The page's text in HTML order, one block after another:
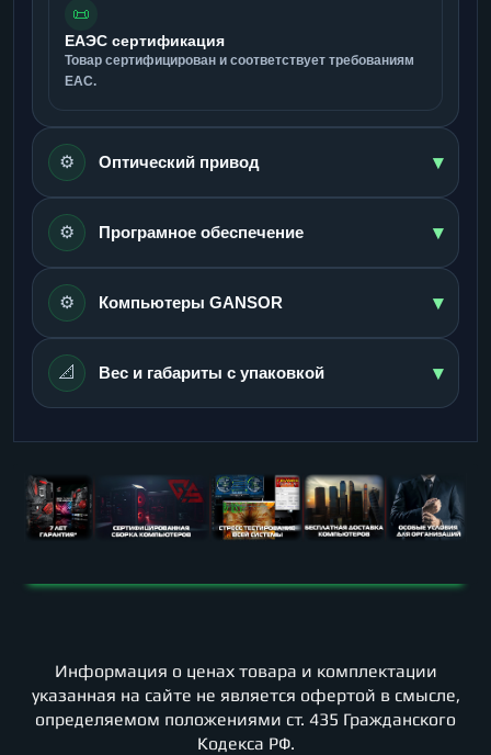
📜
ЕАЭС сертификация
Товар сертифицирован и соответствует требованиям
ЕАС.
⚙️ Оптический привод ▾
⚙️ Програмное обеспечение ▾
⚙️ Компьютеры GANSOR ▾
📐 Вес и габариты с упаковкой ▾
Информация о ценах товара и комплектации
указанная на сайте не является офертой в смысле,
определяемом положениями ст. 435 Гражданского
Кодекса РФ.